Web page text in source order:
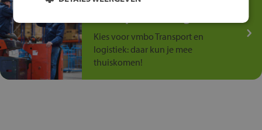
Kies voor vmbo Transport en
logistiek: daar kun je mee
thuiskomen!